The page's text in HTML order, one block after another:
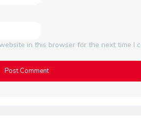
in this browser for the next time I